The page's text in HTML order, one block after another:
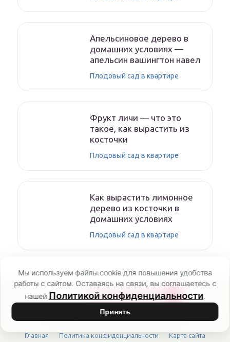
Апельсиновое дерево в
домашних условиях —
апельсин вашингтон навел
Плодовый сад в квартире
Фрукт личи — что это
такое, как вырастить из
косточки
Плодовый сад в квартире
Как вырастить лимонное
дерево из косточки в
домашних условиях
Плодовый сад в квартире
Мы используем файлы cookie для повышения удобства
работы с сайтом. Оставаясь на связи, вы соглашаетесь с
нашей Политикой конфиденциальности.
Принять
POCVETAM RU
Онлайн-журнал о комнатных и садовых цветах
Главная Политика конфиденциальности Карта сайта